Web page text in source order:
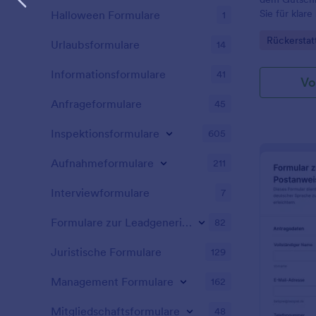
Sie für
von der
Go to
Halloween Formulare 1
Urlaubsformulare 14
Informationsformulare 41
Anfrageformulare 45
Inspektionsformulare 605
Aufnahmeformulare 211
Interviewformulare 7
Formulare zur Leadgenerierung 82
Juristische Formulare 129
Management Formulare 162
Mitgliedschaftsformulare 48